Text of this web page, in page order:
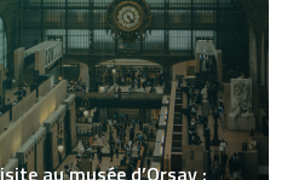
au musée d’Orsay :